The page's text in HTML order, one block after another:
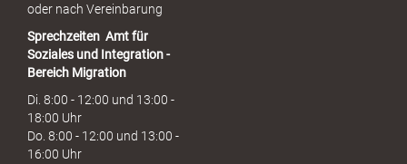
oder nach Vereinbarung
Sprechzeiten Amt für
Soziales und Integration -
Bereich Migration
Di. 8:00 - 12:00 und 13:00 -
18:00 Uhr
Do. 8:00 - 12:00 und 13:00 -
16:00 Uhr